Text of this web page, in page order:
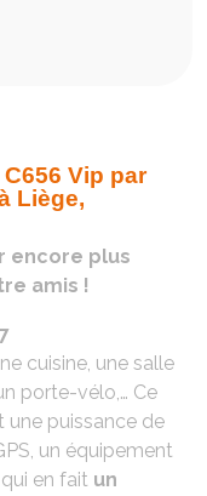
Vip par
Liège,
encore plus
amis !
cuisine, une salle
porte-vélo,… Ce
puissance de
un équipement
en fait un